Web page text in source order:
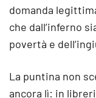
domanda
che dall’inferno
povertà e
La puntina non
ancora lì: in